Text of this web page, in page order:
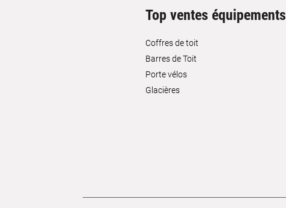
Top ventes équipements
Coffres de toit
Barres de Toit
Porte vélos
Glacières